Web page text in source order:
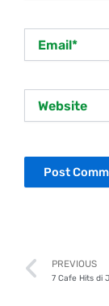
Prev
PREVIOUS